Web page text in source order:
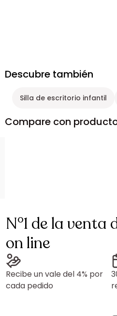
Descubre también
Silla de escritorio infantil
Compare con
N°1 de la
on line
Recibe un vale del 4% por
cada pedido